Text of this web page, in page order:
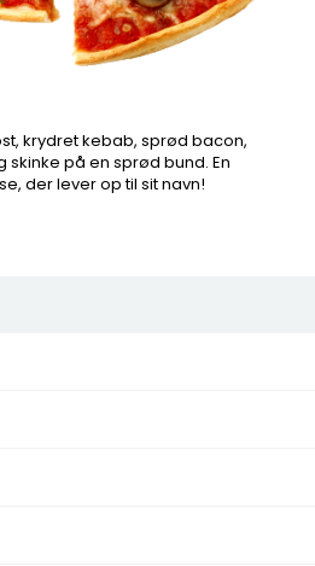
ost, krydret kebab, sprød
der lever op til sit
krydret kebab, sprød bacon,
på en sprød bund. En
der lever op til sit navn!